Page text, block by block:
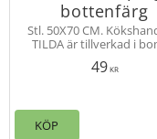
bottenfärg
Stl. 50X70 CM.
TILDA är tillverkad i
med ett stilrent
bladmönster. Hank för
49KR
KÖP